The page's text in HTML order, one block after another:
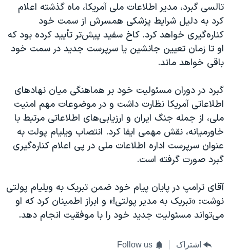
تالسی گبرد، مدیر اطلاعات ملی آمریکا، ماه گذشته اعلام
کرد به دلیل شرایط پزشکی همسرش از سمت خود
کناره‌گیری خواهد کرد. کاخ سفید پیش‌تر تأیید کرده بود که
او تا زمان تعیین جانشین یا سرپرست جدید در سمت خود
باقی خواهد ماند.
گبرد در دوران مسئولیت خود بر هماهنگی میان نهادهای
اطلاعاتی آمریکا نظارت داشت و در موضوعات مهم امنیت
ملی، از جمله جنگ ایران و ارزیابی‌های اطلاعاتی مرتبط با
خاورمیانه، نقش مهمی ایفا کرد. انتصاب ویلیام پولت به
عنوان سرپرست اداره اطلاعات ملی در پی اعلام کناره‌گیری
گبرد صورت گرفته است.
آقای ترامپ در پایان پیام خود ضمن تبریک به ویلیام پولتی
نوشت: «تبریک به مدیر پولتی!» و ابراز اطمینان کرد که او
می‌تواند مسئولیت جدید خود را با موفقیت انجام دهد.
اشتراک Follow us